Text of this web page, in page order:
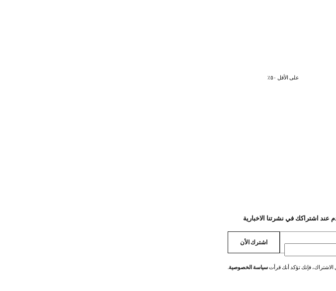
على الأقل ٥٠٪؜
اشترك الأن
فإنك تؤكد أنك قرأتسياسة الخصوصية.